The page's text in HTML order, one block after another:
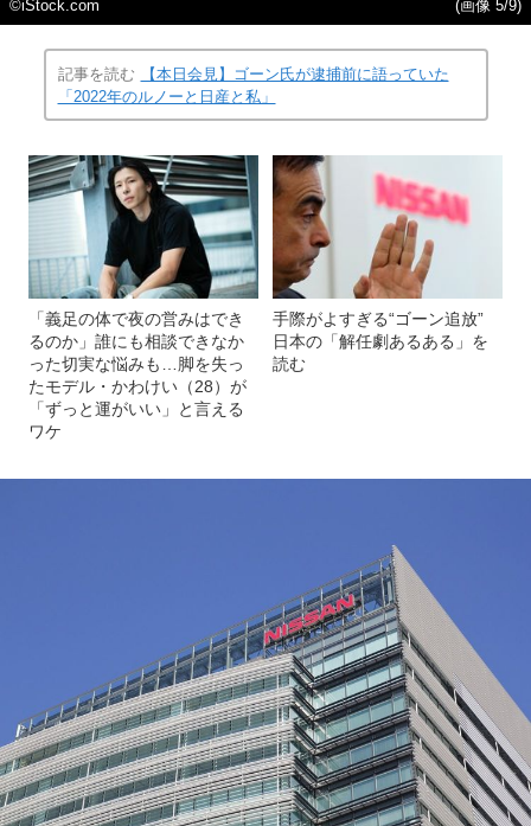
©iStock.com (画像 5/9)
記事を読む
【本日会見】ゴーン氏が逮捕前に語っていた
「2022年のルノーと日産と私」
「義足の体で夜の営みはでき
るのか」誰にも相談できなか
った切実な悩みも…脚を失っ
たモデル・かわけい（28）が
「ずっと運がいい」と言える
ワケ
手際がよすぎる“ゴーン追放”
日本の「解任劇あるある」を
読む